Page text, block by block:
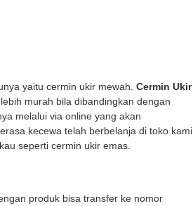
yaitu cermin ukir mewah. Cermin Ukir
murah bila dibandingkan dengan
melalui via online yang akan
kecewa telah berbelanja di toko kami
seperti cermin ukir emas.
produk bisa transfer ke nomor